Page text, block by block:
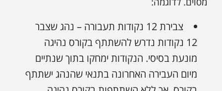
צבירת 12 נקודות תעבורה – נהג שצבר
12 נקודות נדרש להשתתף בקורס נהיגה
מונעת בסיסי. הנקודות ימחקו בתוך שנתיים
מיום העבירה האחרונה בתנאי שהנהג ישתתף